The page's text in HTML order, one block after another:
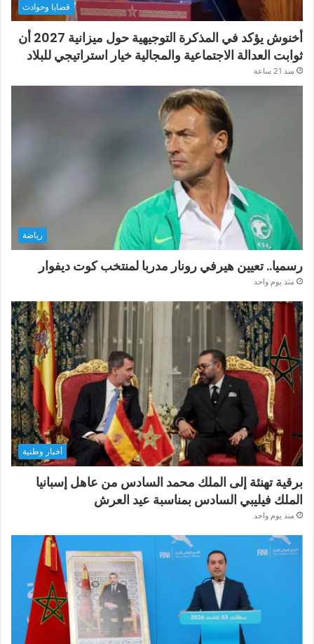
قضايا وحوادث
أخنوش يؤكد في المذكرة التوجيهية حول ميزانية 2027 أن
ثوابت العدالة الاجتماعية والمجالية خيار استراتيجي للبلاد
منذ 21 ساعة
رياضة
رسميا.. تعيين هيرفي رونار مدربا لمنتخب كوت ديفوار
منذ يوم واحد
أخبار وطنية
برقية تهنئة إلى الملك محمد السادس من عاهل إسبانيا
الملك فيليبي السادس بمناسبة عيد العرش
منذ يوم واحد